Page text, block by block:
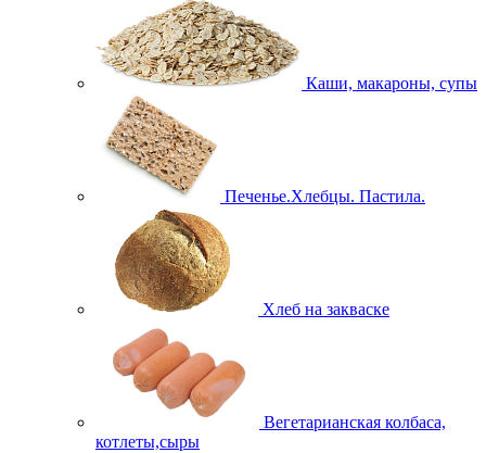
Каши, макароны, супы
Печенье.Хлебцы. Пастила.
Хлеб на закваске
Вегетарианская колбаса,
котлеты,сыры